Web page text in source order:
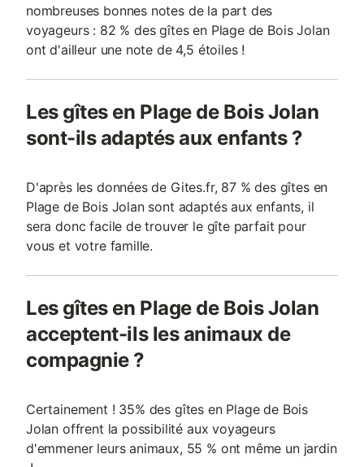
nombreuses bonnes notes de la part des
voyageurs : 82 % des gîtes en Plage de Bois Jolan
ont d'ailleur une note de 4,5 étoiles !
Les gîtes en Plage de Bois Jolan
sont-ils adaptés aux enfants ?
D'après les données de Gites.fr, 87 % des gîtes en
Plage de Bois Jolan sont adaptés aux enfants, il
sera donc facile de trouver le gîte parfait pour
vous et votre famille.
Les gîtes en Plage de Bois Jolan
acceptent-ils les animaux de
compagnie ?
Certainement ! 35% des gîtes en Plage de Bois
Jolan offrent la possibilité aux voyageurs
d'emmener leurs animaux, 55 % ont même un jardin